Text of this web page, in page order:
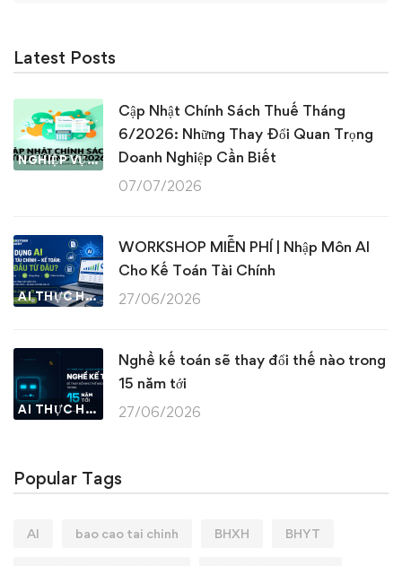
Latest Posts
NGHIỆP VỤ KẾ TOÁN & THUẾ
Cập Nhật Chính Sách Thuế Tháng
6/2026: Những Thay Đổi Quan Trọng
Doanh Nghiệp Cần Biết
07/07/2026
AI THỰC HÀNH
WORKSHOP MIỄN PHÍ | Nhập Môn AI
Cho Kế Toán Tài Chính
27/06/2026
AI THỰC HÀNH
Nghề kế toán sẽ thay đổi thế nào trong
15 năm tới
27/06/2026
Popular Tags
AI bao cao tai chinh BHXH BHYT